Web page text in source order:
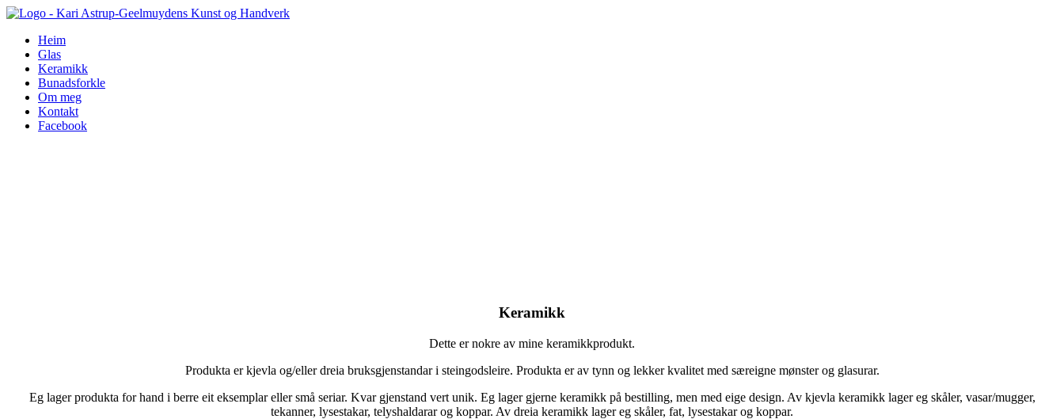
Skip
contentHeim
Glas
Keramikk
Bunadsforkle
Om meg
Kontakt
Facebook
Keramikk
Dette er nokre av mine keramikkprodukt.
Produkta er kjevla og/eller dreia bruksgjenstandar i steingodsleire. Produkta er av tynn og lekker kvalitet med særeigne mønster og glasurar.
Eg lager produkta for hand i berre eit eksemplar eller små seriar. Kvar gjenstand vert unik. Eg lager gjerne keramikk på bestilling, men med eige design. Av kjevla keramikk lager eg skåler, vasar/mugger,
tekanner, lysestakar, telyshaldarar og koppar. Av dreia keramikk lager eg skåler, fat, lysestakar og koppar.